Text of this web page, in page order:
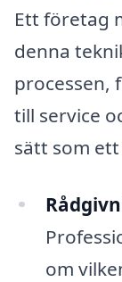
Ett företag
denna
processen,
till service
sätt som
om